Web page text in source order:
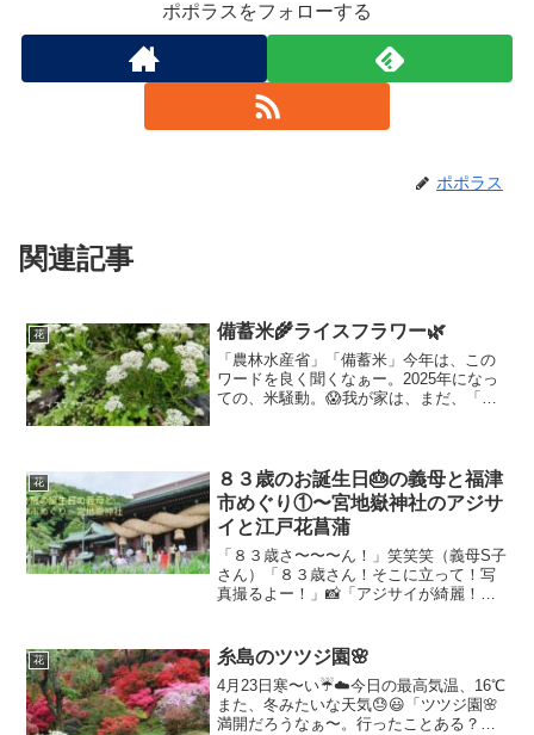
ポポラスをフォローする
ポポラス
関連記事
花 備蓄米🌾ライスフラワー🌿
「農林水産省」「備蓄米」今年は、この
ワードを良く聞くなぁー。2025年になっ
ての、米騒動。😱我が家は、まだ、「備
ことで…米、ライス、...
花
８３歳のお誕生日🎂の義母と福津
市めぐり①〜宮地嶽神社のアジサ
イと江戸花菖蒲
「８３歳さ〜〜〜ん！」笑笑笑（義母S子
さん）「８３歳さん！そこに立って！写
真撮るよー！」📸「アジサイが綺麗！綺
神社のアジサイ「宮地嶽神社に、こんな
所があるなんて知らなか...
花 糸島のツツジ園🌸
4月23日寒〜い☔☁️今日の最高気温、16℃
また、冬みたいな天気😓😃「ツツジ園🌸
満開だろうなぁ〜。行ったことある？」